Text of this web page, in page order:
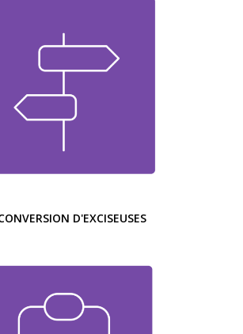
D'EXCISEUSES